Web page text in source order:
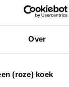
Over
(roze) koek
wat is
wat is